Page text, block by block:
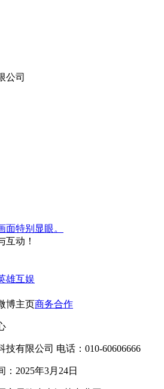
公司
特别显眼。
互动！
雄互娱
博主页商务合作
有限公司 电话：010-60606666
：2025年3月24日